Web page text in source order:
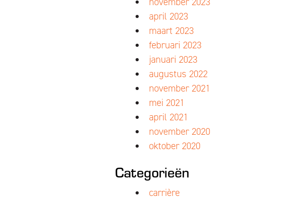
april 2023
maart 2023
februari 2023
januari 2023
augustus 2022
november 2021
mei 2021
april 2021
november 2020
oktober 2020
Categorieën
carrière